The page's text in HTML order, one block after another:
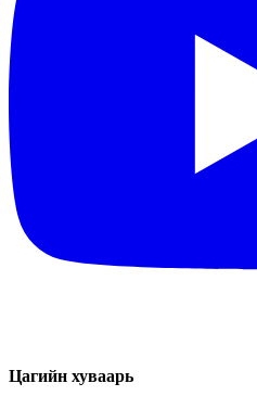
Цагийн хуваарь